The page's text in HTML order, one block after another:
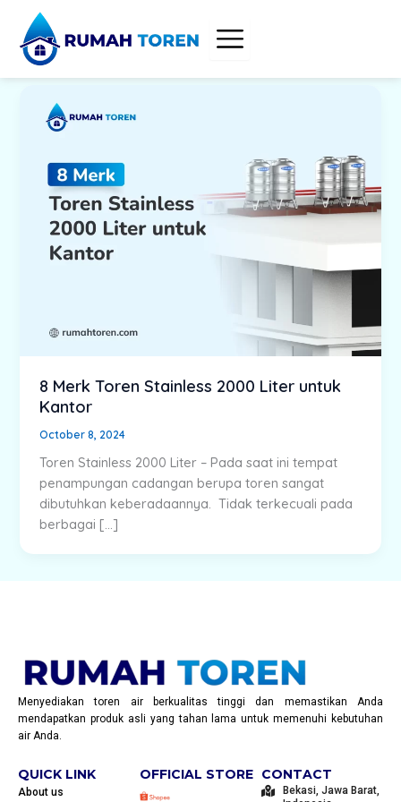
content
8 Merk Toren Stainless 2000 Liter untuk
Kantor
October 8, 2024
Toren Stainless 2000 Liter – Pada saat ini tempat
penampungan cadangan berupa toren sangat
dibutuhkan keberadaannya. Tidak terkecuali pada
berbagai […]
Menyediakan toren air berkualitas tinggi dan memastikan Anda
mendapatkan produk asli yang tahan lama untuk memenuhi kebutuhan
air Anda.
QUICK LINK
About us
OFFICIAL STORE CONTACT
Bekasi, Jawa Barat,